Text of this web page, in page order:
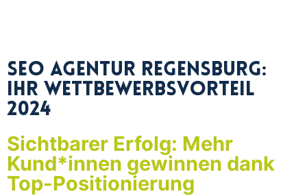
SEO Agentur Regensburg:
Ihr Wettbewerbsvorteil
2024
Sichtbarer Erfolg: Mehr
Kund*innen gewinnen dank
Top-Positionierung